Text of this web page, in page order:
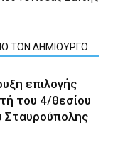
ΤΟΝ ΔΗΜΙΟΥΡΓΟ
επιλογής
του 4/θεσίου
Σταυρούπολης